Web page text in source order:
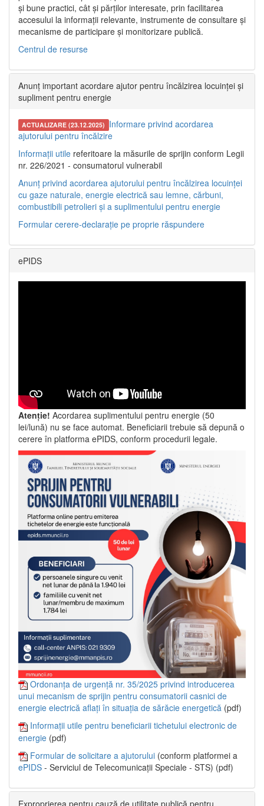
și bune practici, cât și părților interesate, prin facilitarea
accesului la informații relevante, instrumente de consultare și
mecanisme de participare și monitorizare publică.
Centrul de resurse
Anunț important acordare ajutor pentru încălzirea locuinței și
supliment pentru energie
ACTUALIZARE (23.12.2025) Informare privind acordarea
ajutorului pentru încălzire
Informații utile referitoare la măsurile de sprijin conform Legii
nr. 226/2021 - consumatorul vulnerabil
Anunț privind acordarea ajutorului pentru încălzirea locuinței
cu gaze naturale, energie electrică sau lemne, cărbuni,
combustibili petrolieri și a suplimentului pentru energie
Formular cerere-declarație pe proprie răspundere
ePIDS
Atenție! Acordarea suplimentului pentru energie (50
lei/lună) nu se face automat. Beneficiarii trebuie să depună o
cerere în platforma ePIDS, conform procedurii legale.
Ordonanța de urgență nr. 35/2025 privind introducerea
unui mecanism de sprijin pentru consumatorii casnici de
energie electrică aflați în situația de sărăcie energetică (pdf)
Informații utile pentru beneficiarii tichetului electronic de
energie (pdf)
Formular de solicitare a ajutorului (conform platformei a
ePIDS - Serviciul de Telecomunicații Speciale - STS) (pdf)
Exproprierea pentru cauză de utilitate publică pentru